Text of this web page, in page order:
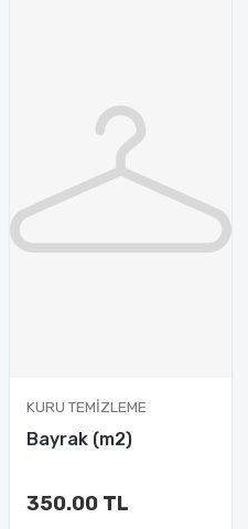
KURU TEMIZLEME
Bayrak (m2)
350.00 TL